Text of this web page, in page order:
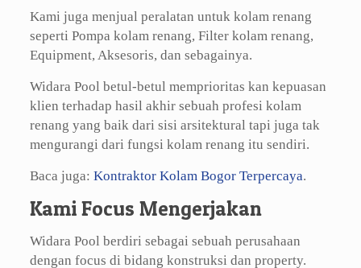
Kami juga menjual peralatan untuk kolam renang
seperti Pompa kolam renang, Filter kolam renang,
Equipment, Aksesoris, dan sebagainya.
Widara Pool betul-betul memprioritas kan kepuasan
klien terhadap hasil akhir sebuah profesi kolam
renang yang baik dari sisi arsitektural tapi juga tak
mengurangi dari fungsi kolam renang itu sendiri.
Baca juga: Kontraktor Kolam Bogor Terpercaya.
Kami Focus Mengerjakan
Widara Pool berdiri sebagai sebuah perusahaan
dengan focus di bidang konstruksi dan property.